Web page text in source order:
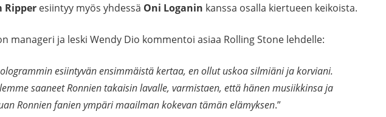
Ripper esiintyy myös yhdessä Oni Loganin kanssa osalla kiertueen keikoista.
manageri ja leski Wendy Dio kommentoi asiaa Rolling Stone lehdelle:
esiintyvän ensimmäistä kertaa, en ollut uskoa silmiäni ja korviani.
saaneet Ronnien takaisin lavalle, varmistaen, että hänen musiikkinsa ja
Ronnien fanien ympäri maailman kokevan tämän elämyksen.”